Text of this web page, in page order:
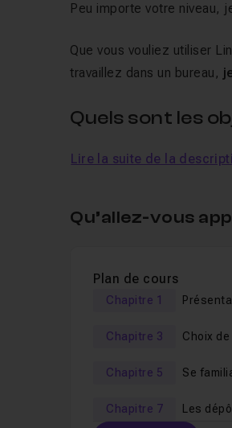
Peu importe votre niveau,
Que vous vouliez utiliser
travaillez dans un bureau,
Quels sont les
Savoir utiliser Linux au
Choisir et installer une
L'objectif global de ce
écouter de la musique
Lire la suite de la
Qu’allez-vous
Plan de cours
Chapitre 1
Chapitre 3 Choix
Chapitre 5 Se
Chapitre 7 Les